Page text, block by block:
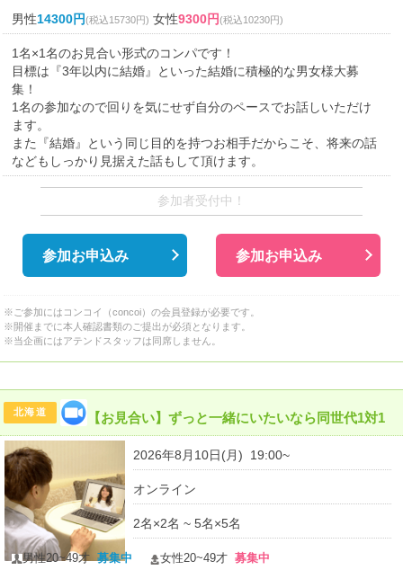
男性14300円(税込15730円) 女性9300円(税込10230円)
1名×1名のお見合い形式のコンパです！
目標は『3年以内に結婚』といった結婚に積極的な男女様大募
集！
1名の参加なので回りを気にせず自分のペースでお話しいただけ
ます。
また『結婚』という同じ目的を持つお相手だからこそ、将来の話
などもしっかり見据えた話もして頂けます。
参加者受付中！
参加お申込み 参加お申込み
※ご参加にはコンコイ（concoi）の会員登録が必要です。
※開催までに本人確認書類のご提出が必須となります。
※当企画にはアテンドスタッフは同席しません。
北海道 【お見合い】ずっと一緒にいたいなら同世代1対1
2026年8月10日(月) 19:00~
オンライン
2名×2名 ~ 5名×5名
男性20~49才募集中 女性20~49才募集中